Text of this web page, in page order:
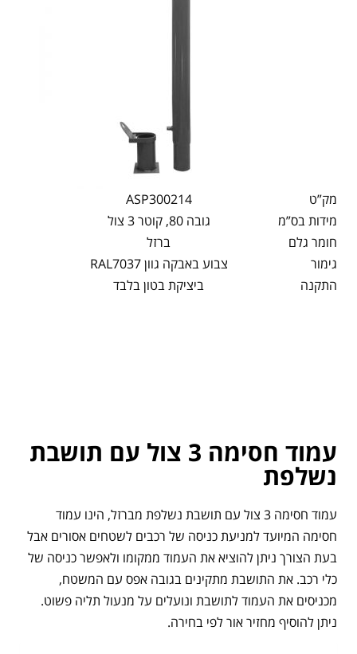
מק”ט
ASP300214
מידות בס”מ
גובה 80, קוטר 3 צול
חומר גלם
ברזל
גימור
צבוע באבקה גוון RAL7037
התקנה
ביציקת בטון בלבד
עמוד חסימה 3 צול עם תושבת
נשלפת
עמוד חסימה 3 צול עם תושבת נשלפת מברזל, הינו עמוד
חסימה המיועד למניעת כניסה של רכבים לשטחים אסורים אבל
בעת הצורך ניתן להוציא את העמוד ממקומו ולאפשר כניסה של
כלי רכב. את התושבת מתקינים בגובה אפס עם המשטח,
מכניסים את העמוד לתושבת ונועלים על מנעול תליה פשוט.
ניתן להוסיף מחזיר אור לפי בחירה.